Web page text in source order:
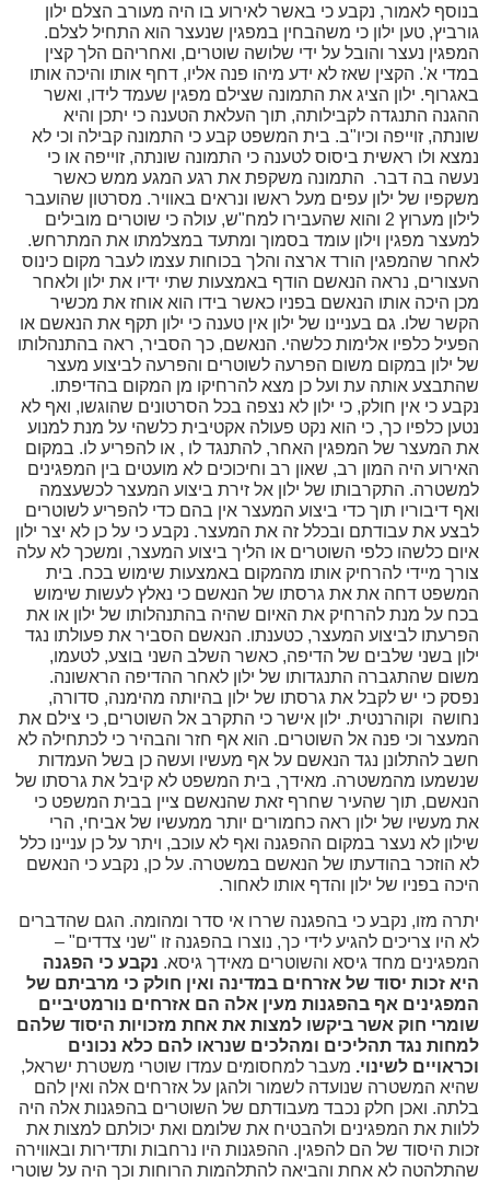
לאמור, נקבע כי באשר לאירוע בו היה מעורב הצלם ילון
טען ילון כי משהבחין במפגין שנעצר הוא התחיל לצלם.
נעצר והובל על ידי שלושה שוטרים, ואחריהם הלך קצין
א'. הקצין שאז לא ידע מיהו פנה אליו, דחף אותו והיכה אותו
ילון הציג את התמונה שצילם מפגין שעמד לידו, ואשר
התנגדה לקבילותה, תוך העלאת הטענה כי יתכן והיא
זוייפה וכיו"ב. בית המשפט קבע כי התמונה קבילה וכי לא
ולו ראשית ביסוס לטענה כי התמונה שונתה, זוייפה או כי
בה דבר. התמונה משקפת את רגע המגע ממש כאשר
של ילון עפים מעל ראשו ונראים באוויר. מסרטון שהועבר
לילון מערוץ 2 והוא שהעבירו למח"ש, עולה כי שוטרים מובילים
מפגין וילון עומד בסמוך ומתעד במצלמתו את המתרחש.
שהמפגין הורד ארצה והלך בכוחות עצמו לעבר מקום כינוס
נראה הנאשם הודף באמצעות שתי ידיו את ילון ולאחר
היכה אותו הנאשם בפניו כאשר בידו הוא אוחז את מכשיר
שלו. גם בעניינו של ילון אין טענה כי ילון תקף את הנאשם או
כלפיו אלימות כלשהי. הנאשם, כך הסביר, ראה בהתנהלותו
ילון במקום משום הפרעה לשוטרים והפרעה לביצוע מעצר
אותה עת ועל כן מצא להרחיקו מן המקום בהדיפתו.
כי אין חולק, כי ילון לא נצפה בכל הסרטונים שהוגשו, ואף לא
כלפיו כך, כי הוא נקט פעולה אקטיבית כלשהי על מנת למנוע
המעצר של המפגין האחר, להתנגד לו , או להפריע לו. במקום
היה המון רב, שאון רב וחיכוכים לא מועטים בין המפגינים
התקרבותו של ילון אל זירת ביצוע המעצר לכשעצמה
דיבוריו תוך כדי ביצוע המעצר אין בהם כדי להפריע לשוטרים
את עבודתם ובכלל זה את המעצר. נקבע כי על כן לא יצר ילון
כלשהו כלפי השוטרים או הליך ביצוע המעצר, ומשכך לא עלה
מיידי להרחיק אותו מהמקום באמצעות שימוש בכח. בית
דחה את את גרסתו של הנאשם כי נאלץ לעשות שימוש
על מנת להרחיק את האיום שהיה בהתנהלותו של ילון או את
לביצוע המעצר, כטענתו. הנאשם הסביר את פעולתו נגד
בשני שלבים של הדיפה, כאשר השלב השני בוצע, לטעמו,
שהתגברה התנגדותו של ילון לאחר ההדיפה הראשונה.
כי יש לקבל את גרסתו של ילון בהיותה מהימנה, סדורה,
וקוהרנטית. ילון אישר כי התקרב אל השוטרים, כי צילם את
וכי פנה אל השוטרים. הוא אף חזר והבהיר כי לכתחילה לא
להתלונן נגד הנאשם על אף מעשיו ועשה כן בשל העמדות
מהמשטרה. מאידך, בית המשפט לא קיבל את גרסתו של
תוך שהעיר שחרף זאת שהנאשם ציין בבית המשפט כי
מעשיו של ילון ראה כחמורים יותר ממעשיו של אביחי, הרי
לא נעצר במקום ההפגנה ואף לא עוכב, ויתר על כן עניינו כלל
הוזכר בהודעתו של הנאשם במשטרה. על כן, נקבע כי הנאשם
בפניו של ילון והדף אותו לאחור.
מזו, נקבע כי בהפגנה שררו אי סדר ומהומה. הגם שהדברים
היו צריכים להגיע לידי כך, נוצרו בהפגנה זו "שני צדדים" –
מחד גיסא והשוטרים מאידך גיסא.נקבע כי הפגנה
זכות יסוד של אזרחים במדינה ואין חולק כי מרביתם של
אף בהפגנות מעין אלה הם אזרחים נורמטיביים
חוק אשר ביקשו למצות את אחת מזכויות היסוד שלהם
נגד תהליכים ומהלכים שנראו להם כלא נכונים
לשינוי.מעבר למחסומים עמדו שוטרי משטרת ישראל,
המשטרה שנועדה לשמור ולהגן על אזרחים אלה ואין להם
ואכן חלק נכבד מעבודתם של השוטרים בהפגנות אלה היה
את המפגינים ולהבטיח את שלומם ואת יכולתם למצות את
היסוד של הם להפגין. ההפגנות היו נרחבות ותדירות ובאווירה
לא אחת והביאה להתלהמות הרוחות וכך היה על שוטרי